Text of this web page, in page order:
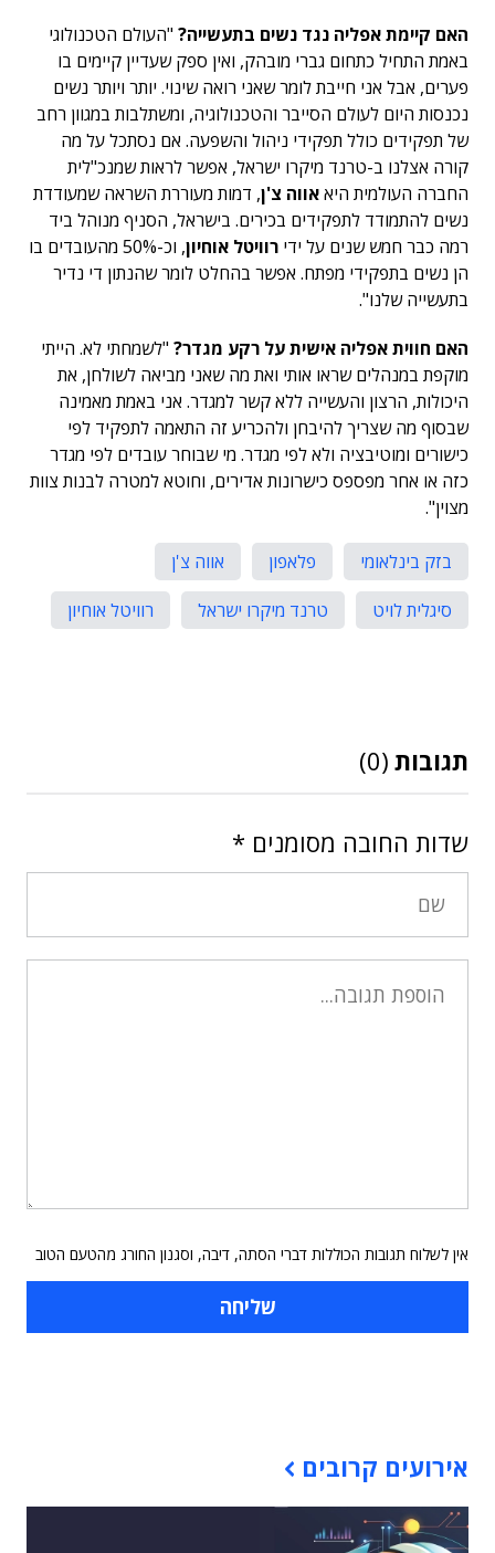
האם קיימת אפליה נגד נשים בתעשייה? "העולם הטכנולוגי
באמת התחיל כתחום גברי מובהק, ואין ספק שעדיין קיימים בו
פערים, אבל אני חייבת לומר שאני רואה שינוי. יותר ויותר נשים
נכנסות היום לעולם הסייבר והטכנולוגיה, ומשתלבות במגוון רחב
של תפקידים כולל תפקידי ניהול והשפעה. אם נסתכל על מה
קורה אצלנו ב-טרנד מיקרו ישראל, אפשר לראות שמנכ"לית
החברה העולמית היאאווה צ'ן, דמות מעוררת השראה שמעודדת
נשים להתמודד לתפקידים בכירים. בישראל, הסניף מנוהל ביד
רמה כבר חמש שנים על ידי רוויטל אוחיון
, וכ-50% מהעובדים בו
הן נשים בתפקידי מפתח. אפשר בהחלט לומר שהנתון די נדיר
בתעשייה שלנו".
האם חווית אפליה אישית על רקע מגדר? "לשמחתי לא. הייתי
מוקפת במנהלים שראו אותי ואת מה שאני מביאה לשולחן, את
היכולות, הרצון והעשייה ללא קשר למגדר. אני באמת מאמינה
שבסוף מה שצריך להיבחן ולהכריע זה התאמה לתפקיד לפי
כישורים ומוטיבציה ולא לפי מגדר. מי שבוחר עובדים לפי מגדר
כזה או אחר מפספס כישרונות אדירים, וחוטא למטרה לבנות צוות
מצוין".
בזק בינלאומי פלאפון
אווה צ'ן
סיגלית לויט
טרנד מיקרו ישראל רוויטל אוחיון
תגובות (0)
שדות החובה מסומנים *
אין לשלוח תגובות הכוללות דברי הסתה, דיבה, וסגנון החורג מהטעם הטוב
אירועים קרובים